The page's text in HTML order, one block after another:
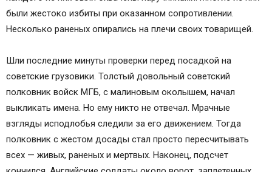
были жестоко избиты при оказанном сопротивлении.
Несколько раненых опирались на плечи своих товарищей.
Шли последние минуты проверки перед посадкой на
советские грузовики. Толстый довольный советский
полковник войск МГБ, с малиновым околышем, начал
выкликать имена. Но ему никто не отвечал. Мрачные
взгляды исподлобья следили за его движением. Тогда
полковник с жестом досады стал просто пересчитывать
всех — живых, раненых и мертвых. Наконец, подсчет